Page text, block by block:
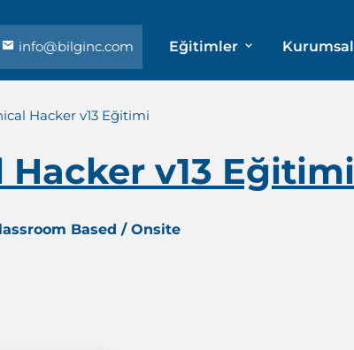
info@bilginc.com Eğitimler Kurumsal
Hacker v13 Eğitimi
v13 Eğitimi
Based / Onsite